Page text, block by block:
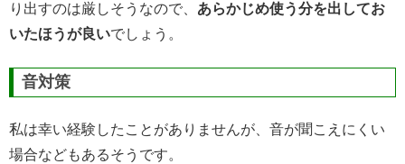
り出すのは厳しそうなので、 あらかじめ使う分を出してお
いたほうが良いでしょう。
音対策
私は幸い経験したことがありませんが、音が聞こえにくい
場合などもあるそうです。